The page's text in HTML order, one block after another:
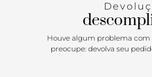
Houve algum problema com
preocupe: devolva seu